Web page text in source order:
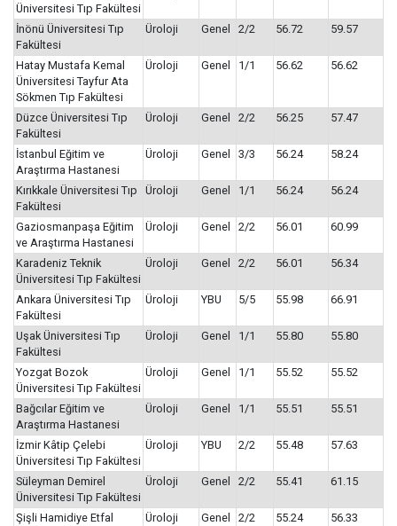
Üniversitesi Tıp Fakültesi
İnönü Üniversitesi Tıp
Fakültesi
Üroloji Genel 2/2 56.72 59.57
Hatay Mustafa Kemal
Üniversitesi Tayfur Ata
Sökmen Tıp Fakültesi
Üroloji Genel 1/1 56.62 56.62
Düzce Üniversitesi Tıp
Fakültesi
Üroloji Genel 2/2 56.25 57.47
İstanbul Eğitim ve
Araştırma Hastanesi
Üroloji Genel 3/3 56.24 58.24
Kırıkkale Üniversitesi Tıp
Fakültesi
Üroloji Genel 1/1 56.24 56.24
Gaziosmanpaşa Eğitim
ve Araştırma Hastanesi
Üroloji Genel 2/2 56.01 60.99
Karadeniz Teknik
Üniversitesi Tıp Fakültesi
Üroloji Genel 2/2 56.01 56.34
Ankara Üniversitesi Tıp
Fakültesi
Üroloji YBU 5/5 55.98 66.91
Uşak Üniversitesi Tıp
Fakültesi
Üroloji Genel 1/1 55.80 55.80
Yozgat Bozok
Üniversitesi Tıp Fakültesi
Üroloji Genel 1/1 55.52 55.52
Bağcılar Eğitim ve
Araştırma Hastanesi
Üroloji Genel 1/1 55.51 55.51
İzmir Kâtip Çelebi
Üniversitesi Tıp Fakültesi
Üroloji YBU 2/2 55.48 57.63
Süleyman Demirel
Üniversitesi Tıp Fakültesi
Üroloji Genel 2/2 55.41 61.15
Şişli Hamidiye Etfal
Üroloji Genel 2/2 55.24 56.33